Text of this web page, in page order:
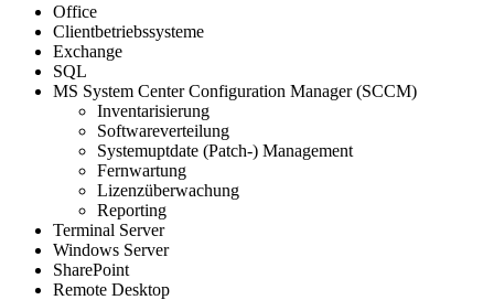
Office
Clientbetriebssysteme
Exchange
SQL
MS System Center Configuration Manager (SCCM)
Inventarisierung
Softwareverteilung
Systemuptdate (Patch-) Management
Fernwartung
Lizenzüberwachung
Reporting
Terminal Server
Windows Server
SharePoint
Remote Desktop